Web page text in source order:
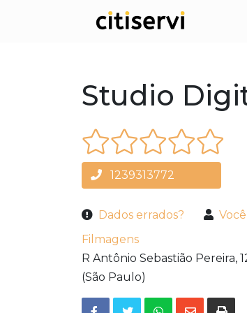
Studio
1239313772
Dados errados?
Filmagens
R Antônio Sebastião Pereira,
(São Paulo)